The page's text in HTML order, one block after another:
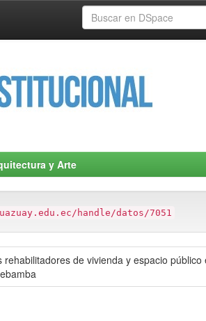
y Arte
handle/datos/7051
de vivienda y espacio